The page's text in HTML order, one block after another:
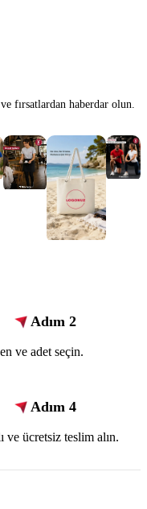
fırsatlardan haberdar olun.
Adım 2
ve adet seçin.
Adım 4
ve ücretsiz teslim alın.